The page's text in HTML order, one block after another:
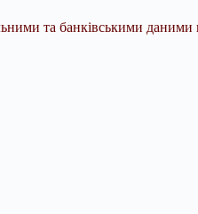
та банківськими